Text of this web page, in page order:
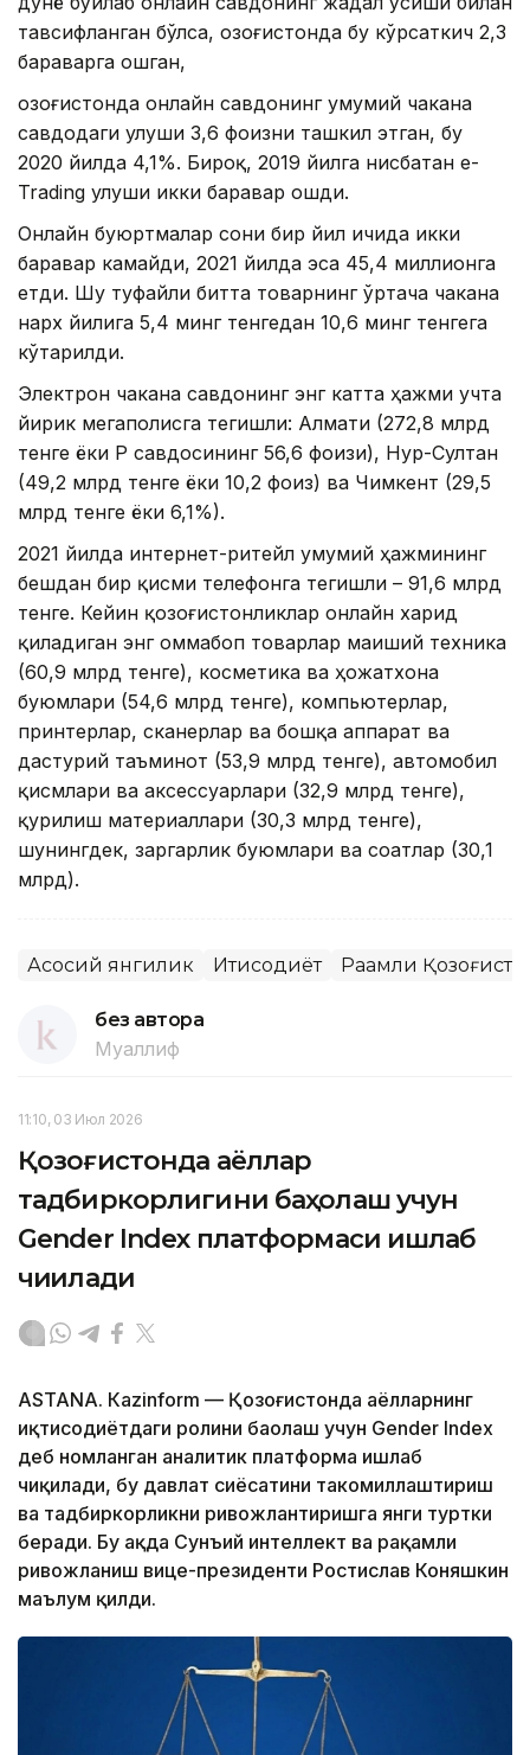
тавсифланган бўлса, Қозоғистонда бу кўрсаткич 2,3
бараварга ошган,
Қозоғистонда онлайн савдонинг умумий чакана
савдодаги улуши 3,6 фоизни ташкил этган, бу
2020 йилда 4,1%. Бироқ, 2019 йилга нисбатан e-
Trading улуши икки баравар ошди.
Онлайн буюртмалар сони бир йил ичида икки
баравар камайди, 2021 йилда эса 45,4 миллионга
етди. Шу туфайли битта товарнинг ўртача чакана
нарх йилига 5,4 минг тенгедан 10,6 минг тенгега
кўтарилди.
Электрон чакана савдонинг энг катта ҳажми учта
йирик мегаполисга тегишли: Алмати (272,8 млрд
тенге ёки ҚР савдосининг 56,6 фоизи), Нур-Султан
(49,2 млрд тенге ёки 10,2 фоиз) ва Чимкент (29,5
млрд тенге ёки 6,1%).
2021 йилда интернет-ритейл умумий ҳажмининг
бешдан бир қисми телефонга тегишли – 91,6 млрд
тенге. Кейин қозоғистонликлар онлайн харид
қиладиган энг оммабоп товарлар маиший техника
(60,9 млрд тенге), косметика ва ҳожатхона
буюмлари (54,6 млрд тенге), компьютерлар,
принтерлар, сканерлар ва бошқа аппарат ва
дастурий таъминот (53,9 млрд тенге), автомобил
қисмлари ва аксессуарлари (32,9 млрд тенге),
қурилиш материаллари (30,3 млрд тенге),
шунингдек, заргарлик буюмлари ва соатлар (30,1
млрд).
Асосий янгилик Иқтисодиёт Рақамли
без автора
Муаллиф
11:10, 03 Июл 2026
Қозоғистонда аёллар
тадбиркорлигини баҳолаш учун
Gender Index платформаси ишлаб
чиқилади
ASTANА. Кazinform — Қозоғистонда аёлларнинг
иқтисодиётдаги ролини баҳолаш учун Gender Index
деб номланган аналитик платформа ишлаб
чиқилади, бу давлат сиёсатини такомиллаштириш
ва тадбиркорликни ривожлантиришга янги туртки
беради. Бу ҳақда Сунъий интеллект ва рақамли
ривожланиш вице-президенти Ростислав Коняшкин
маълум қилди.